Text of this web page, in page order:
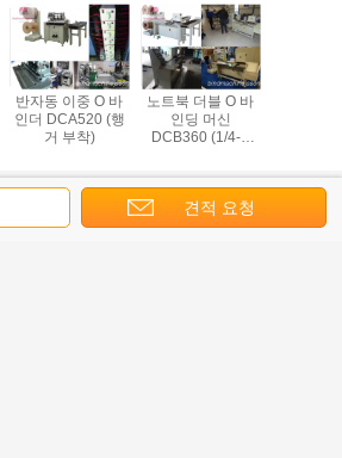
반자동 이중 O 바
인더 DCA520 (행
거 부착)
노트북 더블 O 바
인딩 머신
DCB360 (1/4-1
필요
견적 요청